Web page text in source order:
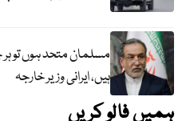
مسلمان متحد ہوں تو
ہیں، ایرانی وزیر خارجہ
ہمیں فالو کریں